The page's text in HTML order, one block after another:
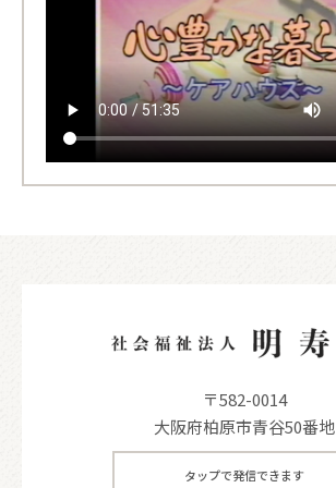
〒582-0014
大阪府柏原市青谷50番地
タップで発信できます